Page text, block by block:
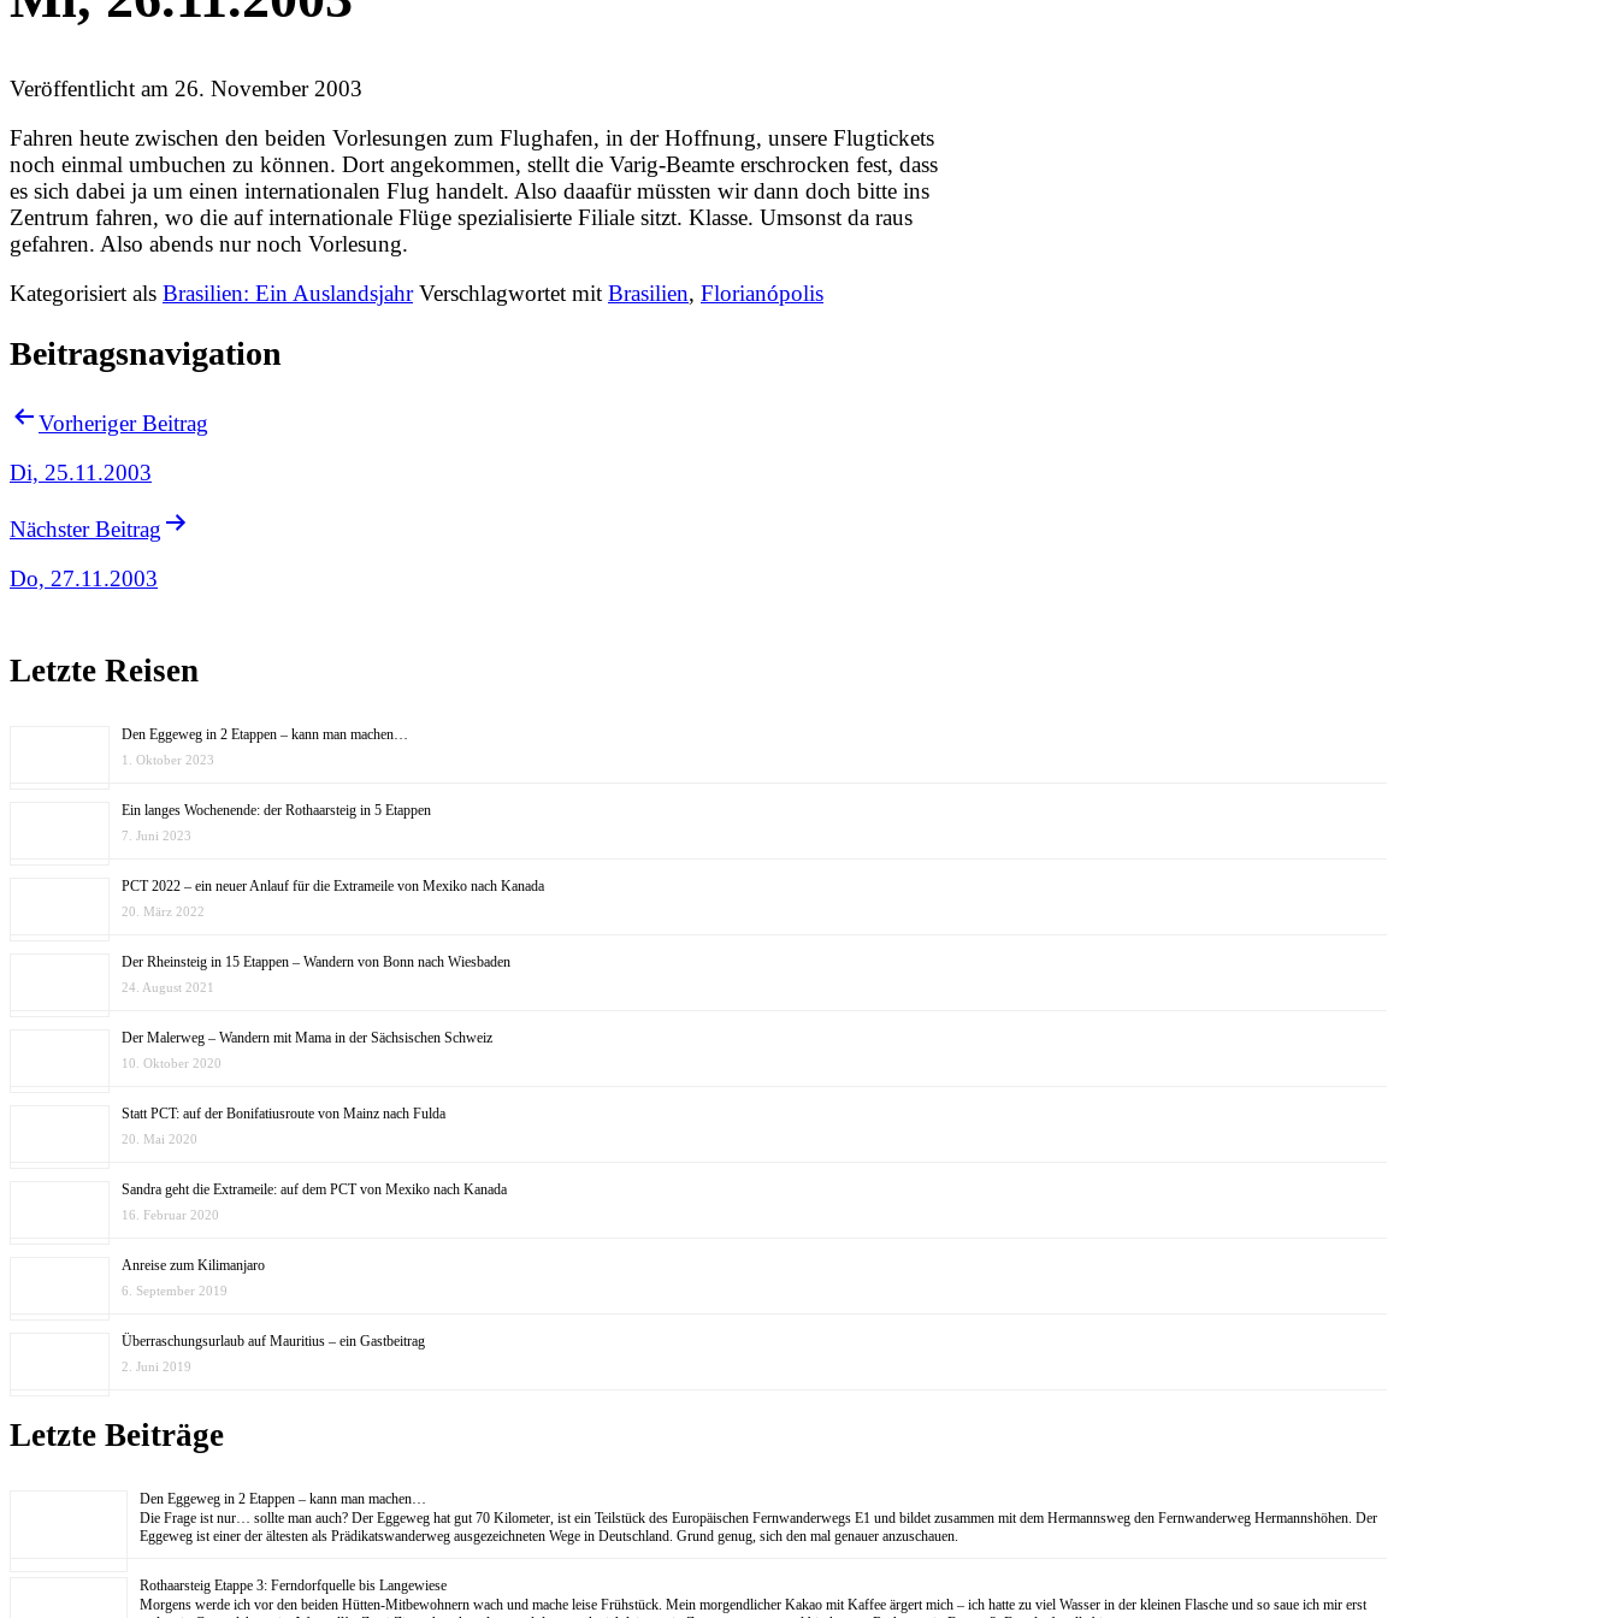
Veröffentlicht am 26. November 2003
Fahren heute zwischen den beiden Vorlesungen zum Flughafen, in der Hoffnung, unsere Flugtickets
noch einmal umbuchen zu können. Dort angekommen, stellt die Varig-Beamte erschrocken fest, dass
es sich dabei ja um einen internationalen Flug handelt. Also daaafür müssten wir dann doch bitte ins
Zentrum fahren, wo die auf internationale Flüge spezialisierte Filiale sitzt. Klasse. Umsonst da raus
gefahren. Also abends nur noch Vorlesung.
Kategorisiert als Brasilien: Ein Auslandsjahr Verschlagwortet mit Brasilien, Florianópolis
Beitragsnavigation
Vorheriger Beitrag
Di, 25.11.2003
Nächster Beitrag
Do, 27.11.2003
Letzte Reisen
Den Eggeweg in 2 Etappen – kann man machen…
1. Oktober 2023
Ein langes Wochenende: der Rothaarsteig in 5 Etappen
7. Juni 2023
PCT 2022 – ein neuer Anlauf für die Extrameile von Mexiko nach Kanada
20. März 2022
Der Rheinsteig in 15 Etappen – Wandern von Bonn nach Wiesbaden
24. August 2021
Der Malerweg – Wandern mit Mama in der Sächsischen Schweiz
10. Oktober 2020
Statt PCT: auf der Bonifatiusroute von Mainz nach Fulda
20. Mai 2020
Sandra geht die Extrameile: auf dem PCT von Mexiko nach Kanada
16. Februar 2020
Anreise zum Kilimanjaro
6. September 2019
Überraschungsurlaub auf Mauritius – ein Gastbeitrag
2. Juni 2019
Letzte Beiträge
Den Eggeweg in 2 Etappen – kann man machen…
Die Frage ist nur… sollte man auch? Der Eggeweg hat gut 70 Kilometer, ist ein Teilstück des Europäischen Fernwanderwegs E1 und bildet zusammen mit dem Hermannsweg den Fernwanderweg Hermannshöhen. Der
Eggeweg ist einer der ältesten als Prädikatswanderweg ausgezeichneten Wege in Deutschland. Grund genug, sich den mal genauer anzuschauen.
Rothaarsteig Etappe 3: Ferndorfquelle bis Langewiese
Morgens werde ich vor den beiden Hütten-Mitbewohnern wach und mache leise Frühstück. Mein morgendlicher Kakao mit Kaffee ärgert mich – ich hatte zu viel Wasser in der kleinen Flasche und so saue ich mir erst